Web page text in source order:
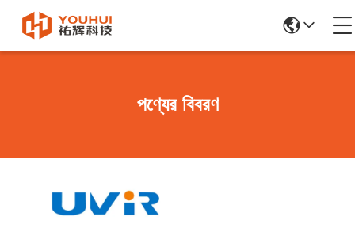
পণ্যের বিবরণ